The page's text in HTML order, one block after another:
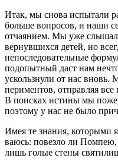
Итак, мы сно­ва испы­та­ли
боль­ше вопро­сов, и наши
отча­я­ни­ем. Мы уже
вер­нув­ших­ся детей, но
непо­сле­до­ва­тель­ные
под­опыт­ный даст нам
ускольз­ну­ли от нас
пе­ри­мен­тов, отправ­ляя
В поис­ках исти­ны мы
поэто­му у нас не было
Имея те зна­ния, кото­ры­ми
ва­юсь: повез­ло ли Пом­пею,
лишь голые сте­ны